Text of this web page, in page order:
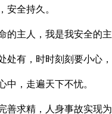
全持久。
主人，我是我安全的主
有，时时刻刻要小心，
，走遍天下不忧。
求精，人身事故实现为